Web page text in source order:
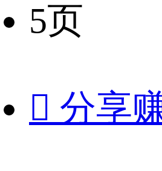
5页
 分享